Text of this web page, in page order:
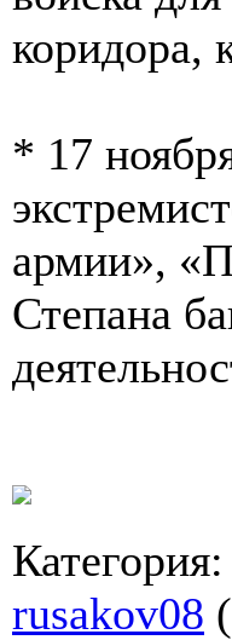
коридора,
* 17
армии»,
Степана
Категория:
rusakov08